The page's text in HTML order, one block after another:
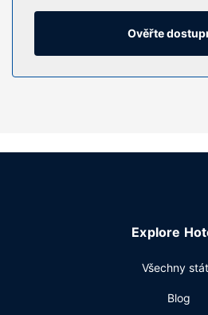
K nabídce hotelu patří bezdrátový
Ověřte
Explore
Všechny
Blog